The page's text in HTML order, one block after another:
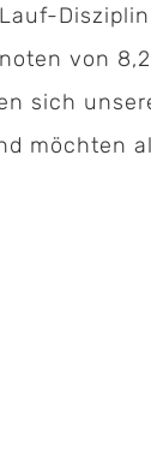
von
sich
möchten